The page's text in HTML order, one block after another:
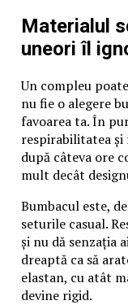
Materialul
uneori îl
Un compleu
nu fie o alegere
favoarea ta. În
respirabilitatea
după câteva ore
mult decât
Bumbacul este,
seturile casual.
și nu dă senzația
dreaptă ca să
elastan, cu atât
devine rigid.